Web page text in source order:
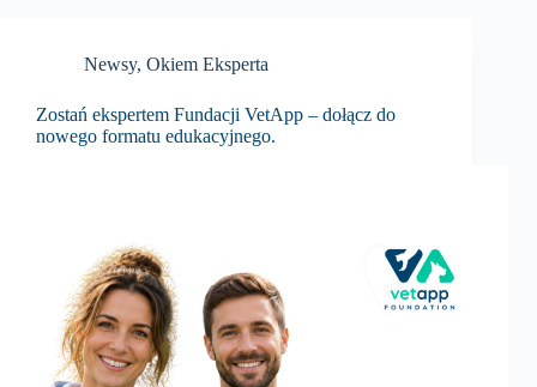
Newsy, Okiem Eksperta
Zostań ekspertem Fundacji VetApp – dołącz do
nowego formatu edukacyjnego.